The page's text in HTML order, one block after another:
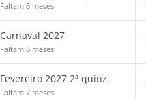
Faltam 6 meses
Carnaval 2027
Faltam 6 meses
Fevereiro 2027 2ª quinz.
Faltam 7 meses